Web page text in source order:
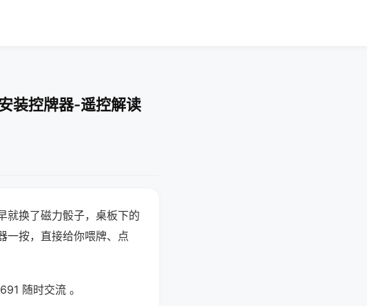
装控牌器-遥控解读
就换了磁力骰子，桌板下的
一按，直接给你喂牌、点
随时交流 。